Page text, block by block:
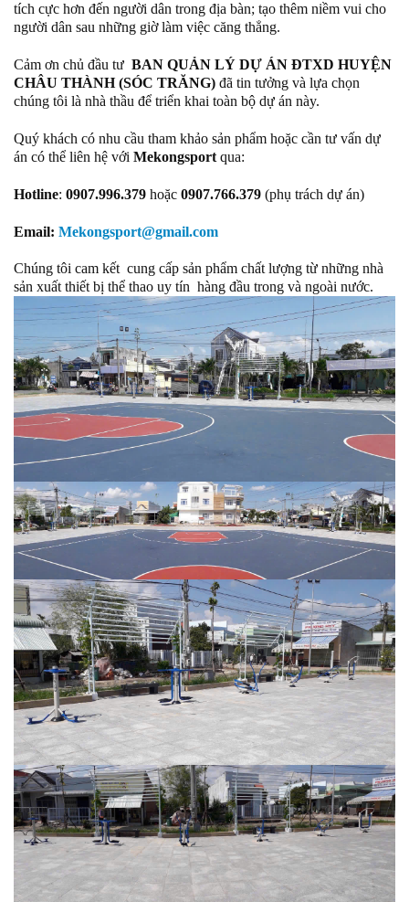
tích cực hơn đến người dân trong địa bàn; tạo thêm niềm vui cho
người dân sau những giờ làm việc căng thẳng.
Cảm ơn chủ đầu tư BAN QUẢN LÝ DỰ ÁN ĐTXD HUYỆN
CHÂU THÀNH (SÓC TRĂNG) đã tin tưởng và lựa chọn
chúng tôi là nhà thầu để triển khai toàn bộ dự án này.
Quý khách có nhu cầu tham khảo sản phẩm hoặc cần tư vấn dự
án có thể liên hệ với Mekongsport qua:
Hotline: 0907.996.379 hoặc 0907.766.379 (phụ trách dự án)
Email: Mekongsport@gmail.com
Chúng tôi cam kết cung cấp sản phẩm chất lượng từ những nhà
sản xuất thiết bị thể thao uy tín hàng đầu trong và ngoài nước.